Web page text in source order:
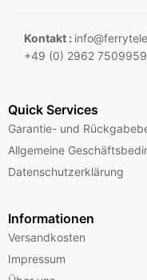
Kontakt :
+49 (0) 2962 7509959
Quick Services
Garantie- und
Allgemeine
Datenschutzerklärung
Informationen
Versandkosten
Impressum